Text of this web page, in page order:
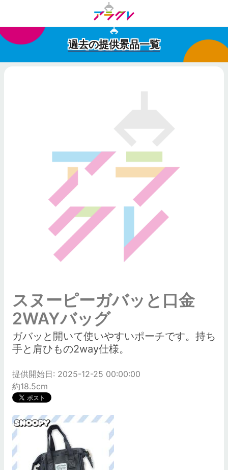
過去の提供景品一覧
スヌーピーガバッと口金
2WAYバッグ
ガバッと開いて使いやすいポーチです。持ち
手と肩ひもの2way仕様。
提供開始日: 2025-12-25 00:00:00
約18.5cm